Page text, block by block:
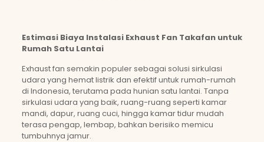
Estimasi Biaya Instalasi Exhaust Fan Takafan untuk
Rumah Satu Lantai
Exhaust fan semakin populer sebagai solusi sirkulasi
udara yang hemat listrik dan efektif untuk rumah-rumah
di Indonesia, terutama pada hunian satu lantai. Tanpa
sirkulasi udara yang baik, ruang-ruang seperti kamar
mandi, dapur, ruang cuci, hingga kamar tidur mudah
terasa pengap, lembap, bahkan berisiko memicu
tumbuhnya jamur.